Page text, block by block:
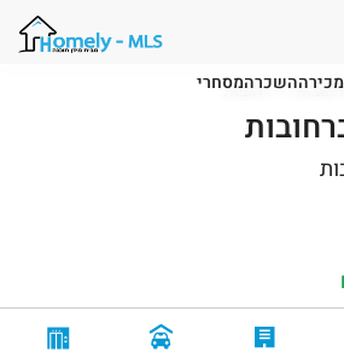
מכירההשכרהמסחרירחובות